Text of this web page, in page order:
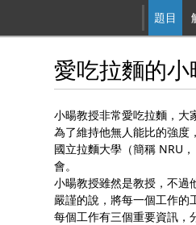
題目
愛吃拉麵的
小暘教授非常愛吃拉麵，大
為了維持他無人能比的強度
國立拉麵大學（簡稱 NRU
會。
小暘教授雖然是教授，不過
嚴謹的說，將每一個工作的
每個工作有三個重要資訊，